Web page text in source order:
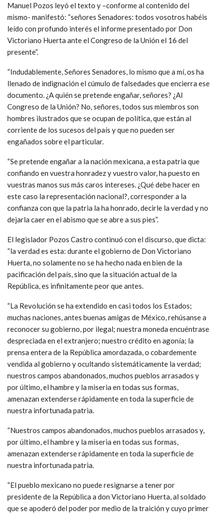
Manuel Pozos leyó el texto y –conforme al contenido del
mismo- manifestó: “señores Senadores: todos vosotros habéis
leído con profundo interés el informe presentado por Don
Victoriano Huerta ante el Congreso de la Unión el 16 del
presente”.
“Indudablemente, Señores Senadores, lo mismo que a mí, os ha
llenado de indignación el cúmulo de falsedades que encierra ese
documento. ¿A quién se pretende engañar, señores? ¿Al
Congreso de la Unión? No, señores, todos sus miembros son
hombres ilustrados que se ocupan de política, que están al
corriente de los sucesos del país y que no pueden ser
engañados sobre el particular.
“Se pretende engañar a la nación mexicana, a esta patria que
confiando en vuestra honradez y vuestro valor, ha puesto en
vuestras manos sus más caros intereses. ¿Qué debe hacer en
este caso la representación nacional?, corresponder a la
confianza con que la patria la ha honrado, decirle la verdad y no
dejarla caer en el abismo que se abre a sus pies”.
El legislador Pozos Castro continuó con el discurso, que dicta:
“la verdad es esta: durante el gobierno de Don Victoriano
Huerta, no solamente no se ha hecho nada en bien de la
pacificación del país, sino que la situación actual de la
República, es infinitamente peor que antes.
“La Revolución se ha extendido en casi todos los Estados;
muchas naciones, antes buenas amigas de México, rehúsanse a
reconocer su gobierno, por ilegal; nuestra moneda encuéntrase
despreciada en el extranjero; nuestro crédito en agonía; la
prensa entera de la República amordazada, o cobardemente
vendida al gobierno y ocultando sistemáticamente la verdad;
nuestros campos abandonados, muchos pueblos arrasados y
por último, el hambre y la miseria en todas sus formas,
amenazan extenderse rápidamente en toda la superficie de
nuestra infortunada patria.
“Nuestros campos abandonados, muchos pueblos arrasados y,
por último, el hambre y la miseria en todas sus formas,
amenazan extenderse rápidamente en toda la superficie de
nuestra infortunada patria.
“El pueblo mexicano no puede resignarse a tener por
presidente de la República a don Victoriano Huerta, al soldado
que se apoderó del poder por medio de la traición y cuyo primer